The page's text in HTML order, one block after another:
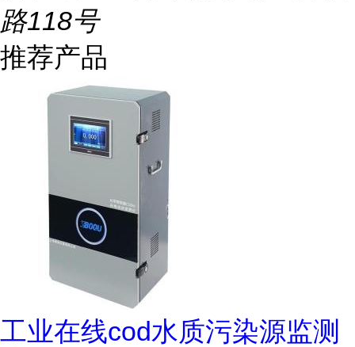
路118号
推荐产品
工业在线cod水质污染源监测